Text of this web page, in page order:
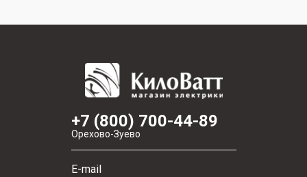
+7 (800) 700-44-89
Орехово-Зуево
E-mail